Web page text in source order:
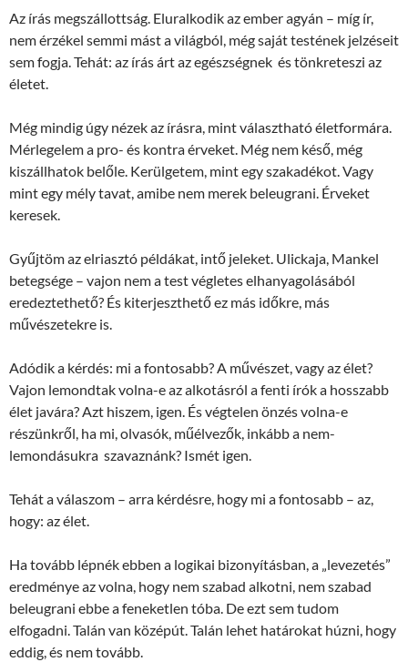
Az írás megszállottság. Eluralkodik az ember agyán – míg ír,
nem érzékel semmi mást a világból, még saját testének jelzéseit
sem fogja. Tehát: az írás árt az egészségnek és tönkreteszi az
életet.
Még mindig úgy nézek az írásra, mint választható életformára.
Mérlegelem a pro- és kontra érveket. Még nem késő, még
kiszállhatok belőle. Kerülgetem, mint egy szakadékot. Vagy
mint egy mély tavat, amibe nem merek beleugrani. Érveket
keresek.
Gyűjtöm az elriasztó példákat, intő jeleket. Ulickaja, Mankel
betegsége – vajon nem a test végletes elhanyagolásából
eredeztethető? És kiterjeszthető ez más időkre, más
művészetekre is.
Adódik a kérdés: mi a fontosabb? A művészet, vagy az élet?
Vajon lemondtak volna-e az alkotásról a fenti írók a hosszabb
élet javára? Azt hiszem, igen. És végtelen önzés volna-e
részünkről, ha mi, olvasók, műélvezők, inkább a nem-
lemondásukra szavaznánk? Ismét igen.
Tehát a válaszom – arra kérdésre, hogy mi a fontosabb – az,
hogy: az élet.
Ha tovább lépnék ebben a logikai bizonyításban, a „levezetés”
eredménye az volna, hogy nem szabad alkotni, nem szabad
beleugrani ebbe a feneketlen tóba. De ezt sem tudom
elfogadni. Talán van középút. Talán lehet határokat húzni, hogy
eddig, és nem tovább.